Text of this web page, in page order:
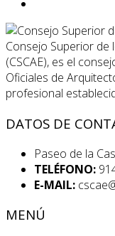
Consejo Superior de
(CSCAE), es el
Oficiales de
profesional
DATOS DE
Paseo de la
TELÉFONO:
E-MAIL:
MENÚ